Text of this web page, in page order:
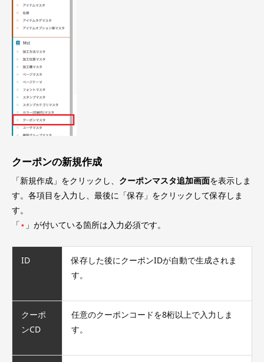
クーポンの新規作成
「新規作成」をクリックし、 クーポンマスタ追加画面を表示しま
す。各項目を入力し、最後に「保存」をクリックして保存しま
す。
「⋆ 」が付いている箇所は入力必須です。
ID
保存した後にクーポンIDが自動で生成されま
す。
クーポ
ンCD
任意のクーポンコードを8桁以上で入力しま
す。